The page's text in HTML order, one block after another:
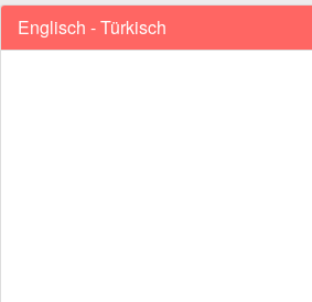
Englisch - Türkisch